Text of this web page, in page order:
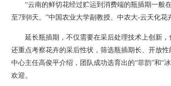
“云南的鲜切花经过贮运到消费端的瓶插期一般
至7到8天。”中国农业大学副教授、中农大-云天化花
延长瓶插期，不仅需要在采后处理技术上创新
还重点考察花卉的采后性状，筛选瓶插期长、开放
中心主任高俊平介绍，团队成功选育出的“菲韵”和“
欢迎。